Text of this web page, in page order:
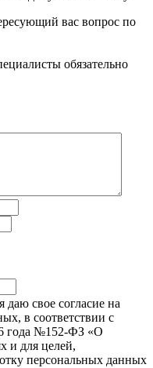
вас вопрос по
обязательно
свое согласие на
в соответствии с
года №152-ФЗ «О
и для целей,
персональных данных